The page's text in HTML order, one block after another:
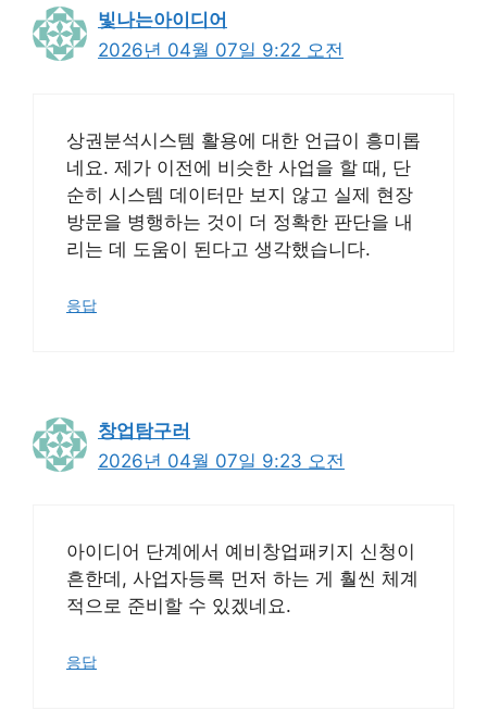
빛나는아이디어
2026년 04월 07일 9:22 오전
상권분석시스템 활용에 대한 언급이 흥미롭
네요. 제가 이전에 비슷한 사업을 할 때, 단
순히 시스템 데이터만 보지 않고 실제 현장
방문을 병행하는 것이 더 정확한 판단을 내
리는 데 도움이 된다고 생각했습니다.
응답
창업탐구러
2026년 04월 07일 9:23 오전
아이디어 단계에서 예비창업패키지 신청이
흔한데, 사업자등록 먼저 하는 게 훨씬 체계
적으로 준비할 수 있겠네요.
응답